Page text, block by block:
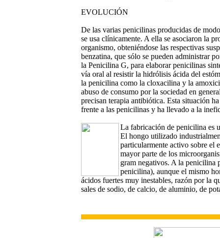
EVOLUCIÓN
De las varias penicilinas producidas de
se usa clínicamente. A ella se asociaron la
organismo, obteniéndose las respectivas
benzatina, que sólo se pueden administrar
la Penicilina G, para elaborar penicilinas
vía oral al resistir la hidrólisis ácida del
la penicilina como la cloxacilina y la
abuso de consumo por la sociedad en
precisan terapia antibiótica. Esta situación
frente a las penicilinas y ha llevado a la
La fabricación de penicilina es
El hongo utilizado
particularmente activo sobre el
mayor parte de los
gram negativos. A la penicilina
penicilina), aunque el mismo
ácidos fuertes muy inestables, razón por la
sales de sodio, de calcio, de aluminio, de